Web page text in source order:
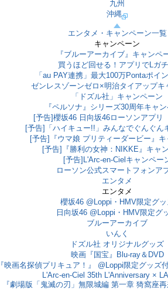
九州
沖縄
エンタメ・キャンペーン一覧
キャンペーン
『ブルーアーカイブ』キャンペ
買うほど回せる！アプリでLガ
「au PAY連携」最大100万Pontaポイ
ゼンレスゾーンゼロ×明治タイアップキ
「ドズル社」キャンペーン
『ペルソナ』シリーズ30周年キャ
[予告]櫻坂46 日向坂46ローソンアプ
[予告]「ハイキュー!!」みんなでぐんぐん
[予告]『ウマ娘 プリティーダービー』
[予告]『勝利の女神：NIKKE』キャ
[予告]L'Arc-en-Cielキャンペー
ローソン公式スマートフォンア
エンタメ
エンタメ
櫻坂46 @Loppi・HMV限定グッ
日向坂46 @Loppi・HMV限定グ
ブルーアーカイブ
いんく
ドズル社 オリジナルグッズ
映画『国宝』Blu-ray＆DVD
『映画名探偵プリキュア！』 @Loppi限定グッズ
L'Arc-en-Ciel 35th L'Anniversary ×
『劇場版「鬼滅の刃」無限城編 第一章 猗窩座